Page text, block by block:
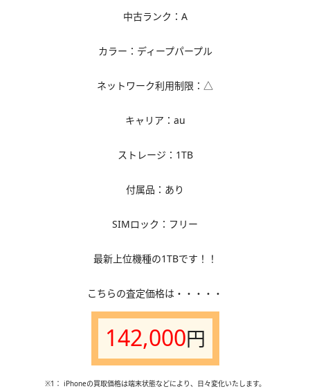
中古ランク：A
カラー： ディープパープル
ネットワーク利用制限：△
キャリア：au
ストレージ：1TB
付属品：あり
SIMロック：フリー
最新上位機種の1TBです！！
こちらの査定価格は・・・・・
142,000円
※1 ： iPhoneの買取価格は端末状態などにより、日々変化いたします。